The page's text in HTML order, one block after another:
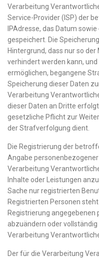
Verarbeitung
Service-Provider (ISP) der
IPAdresse, das Datum
gespeichert. Die
Hintergrund, dass nur so
verhindert werden kann,
ermöglichen, begangene
Speicherung dieser Daten
Verarbeitung
dieser Daten an Dritte
gesetzliche Pflicht zur
der Strafverfolgung dient.
Die Registrierung der
Angabe
Verarbeitung
Inhalte oder Leistungen
Sache nur registrierten
Registrierten Personen
Registrierung
abzuändern oder
Verarbeitung
Der für die Verarbeitung